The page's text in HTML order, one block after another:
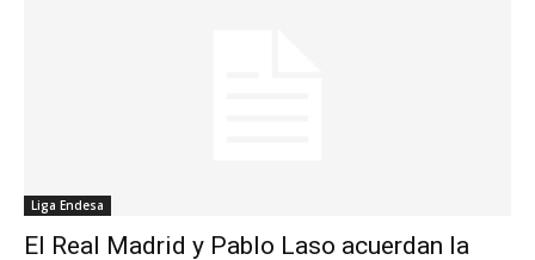
Liga Endesa
El Real Madrid y Pablo Laso acuerdan la